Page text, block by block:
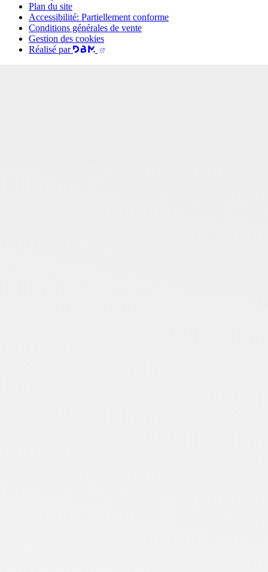
Plan du site
Accessibilité: Partiellement conforme
Conditions générales de vente
Gestion des cookies
Réalisé par